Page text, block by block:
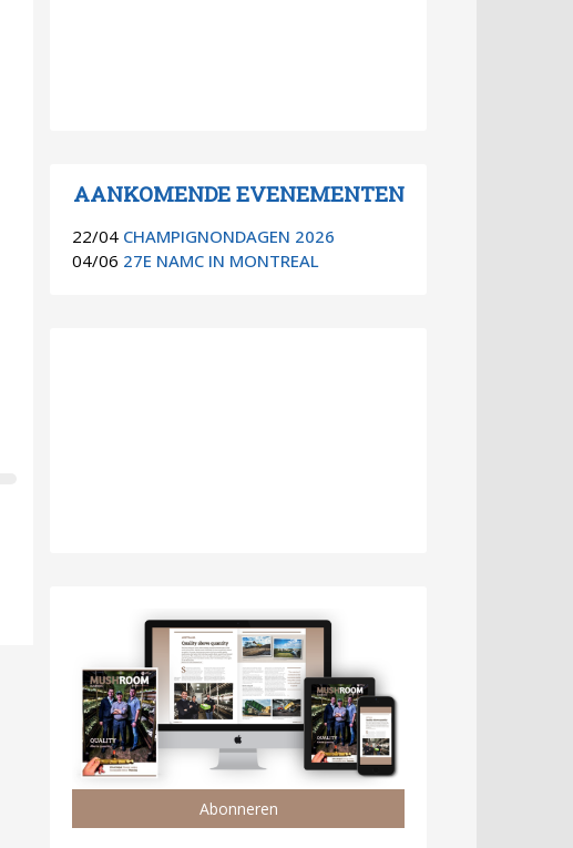
AANKOMENDE EVENEMENTEN
22/04 CHAMPIGNONDAGEN 2026
04/06 27E NAMC IN MONTREAL
Abonneren